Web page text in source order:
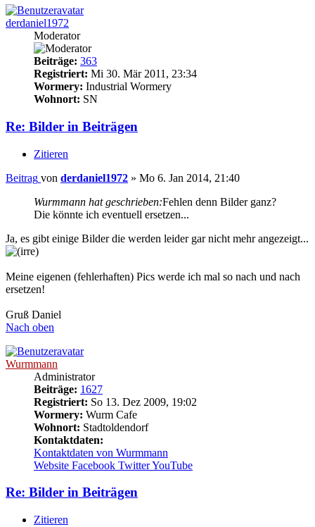
derdaniel1972
Moderator
Beiträge: 363
Registriert: Mi 30. Mär 2011, 23:34
Wormery: Industrial Wormery
Wohnort: SN
Re: Bilder in Beiträgen
Zitieren
Beitrag von derdaniel1972 » Mo 6. Jan 2014, 21:40
Wurmmann hat geschrieben:Fehlen denn Bilder ganz?
Die könnte ich eventuell ersetzen...
Ja, es gibt einige Bilder die werden leider gar nicht mehr angezeigt...
Meine eigenen (fehlerhaften) Pics werde ich mal so nach und nach
ersetzen!
Gruß Daniel
Nach oben
Wurmmann
Administrator
Beiträge: 1627
Registriert: So 13. Dez 2009, 19:02
Wormery: Wurm Cafe
Wohnort: Stadtoldendorf
Kontaktdaten:
Kontaktdaten von Wurmmann
Website Facebook TwitterYouTube
Re: Bilder in Beiträgen
Zitieren